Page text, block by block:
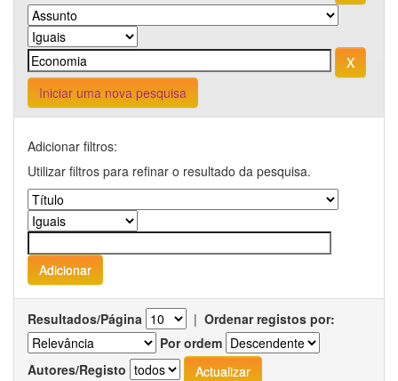
Iniciar uma nova pesquisa
Adicionar filtros:
Utilizar filtros para refinar o resultado da pesquisa.
Resultados/Página | Ordenar registos por:
Por ordem
Autores/Registo